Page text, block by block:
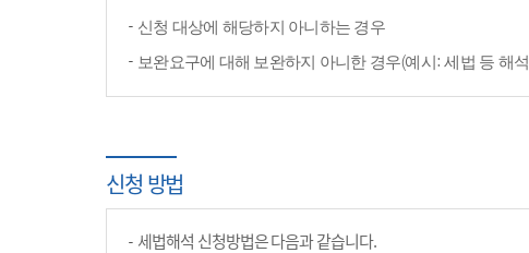
신청 대상에 해당하지 아니하는 경우
보완요구에 대해 보완하지 아니한 경우(예시: 세법 등 해
신청 방법
세법해석 신청방법은 다음과 같습니다.